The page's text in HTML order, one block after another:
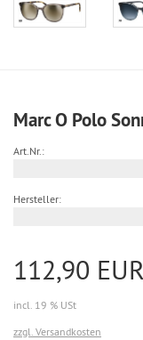
Marc O Polo
Art.Nr.:
Hersteller:
112,90 EUR
incl. 19 % USt
zzgl. Versandkosten